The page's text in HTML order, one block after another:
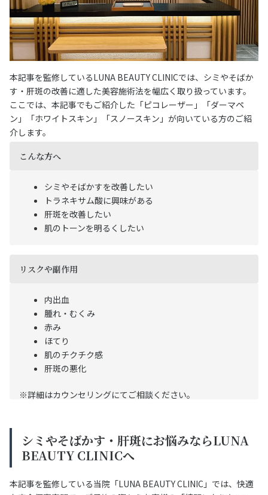
本記事を監修しているLUNA BEAUTY CLINICでは、シミやそばか
す・肝斑の改善に適した美容施術法を幅広く取り扱っています。
ここでは、本記事でもご紹介した「ピコレーザー」「ダーマペ
ン」「ホワイトスキン」「スノースキン」が向いている方のご紹
介します。
こんな方へ
シミやそばかすを改善したい
トラネキサム酸に興味がある
肝斑を改善したい
肌のトーンを明るくしたい
リスクや副作用
内出血
腫れ・むくみ
赤み
ほてり
肌のチクチク感
肝斑の悪化
※詳細はカウンセリングにてご相談ください。
シミやそばかす・肝斑にお悩みならLUNA
BEAUTY CLINICへ
本記事を監修している当院「LUNA BEAUTY CLINIC」では、快適